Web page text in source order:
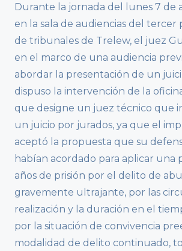
Durante la jornada del lunes 7 de
en la sala de audiencias del tercer
de tribunales de Trelew, el juez
en el marco de una audiencia
abordar la presentación de un
dispuso la intervención de la
que designe un juez técnico que
un juicio por jurados, ya que el
aceptó la propuesta que su
habían acordado para aplicar una
años de prisión por el delito de
gravemente ultrajante, por las
realización y la duración en el
por la situación de convivencia
modalidad de delito continuado,